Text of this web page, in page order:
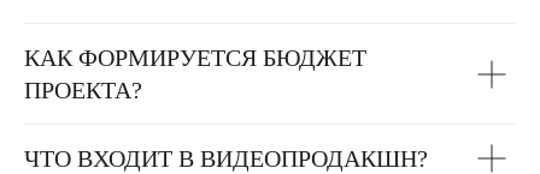
КАК ФОРМИРУЕТСЯ БЮДЖЕТ
ПРОЕКТА?
ЧТО ВХОДИТ В ВИДЕОПРОДАКШН?